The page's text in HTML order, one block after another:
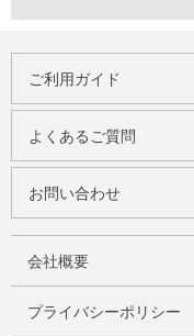
ご利用ガイド
よくあるご質問
お問い合わせ
会社概要
プライバシーポリシー